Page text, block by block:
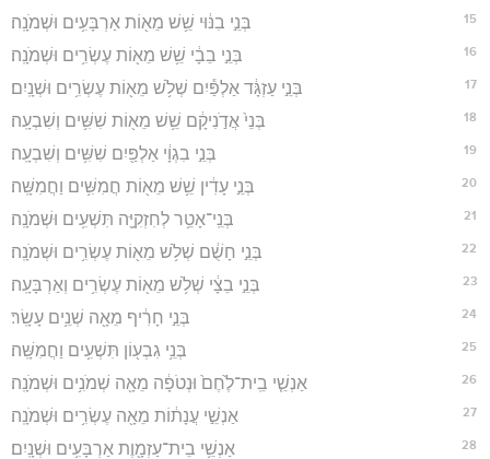
15 בְּנֵ֣י בִנּ֔וּי שֵׁ֥שׁ מֵא֖וֹת אַרְבָּעִ֥ים וּשְׁמֹנָֽה׃
16 בְּנֵ֣י בֵבָ֔י שֵׁ֥שׁ מֵא֖וֹת עֶשְׂרִ֥ים וּשְׁמֹנָֽה׃
17 בְּנֵ֣י עַזְגָּ֔ד אַלְפַּ֕יִם שְׁלֹ֥שׁ מֵא֖וֹת עֶשְׂרִ֥ים וּשְׁנָֽיִם׃
18 בְּנֵי֙ אֲדֹ֣נִיקָ֔ם שֵׁ֥שׁ מֵא֖וֹת שִׁשִּׁ֥ים וְשִׁבְעָֽה׃
19 בְּנֵ֣י בִגְוָ֔י אַלְפַּ֖יִם שִׁשִּׁ֥ים וְשִׁבְעָֽה׃
20 בְּנֵ֣י עָדִ֔ין שֵׁ֥שׁ מֵא֖וֹת חֲמִשִּׁ֥ים וַחֲמִשָּֽׁה׃
21 בְּנֵֽי־אָטֵ֥ר לְחִזְקִיָּ֖ה תִּשְׁעִ֥ים וּשְׁמֹנָֽה׃
22 בְּנֵ֣י חָשֻׁ֔ם שְׁלֹ֥שׁ מֵא֖וֹת עֶשְׂרִ֥ים וּשְׁמֹנָֽה׃
23 בְּנֵ֣י בֵצָ֔י שְׁלֹ֥שׁ מֵא֖וֹת עֶשְׂרִ֥ים וְאַרְבָּעָֽה׃
24 בְּנֵ֣י חָרִ֔יף מֵאָ֖ה שְׁנֵ֥ים עָשָֽׂר׃
25 בְּנֵ֥י גִבְע֖וֹן תִּשְׁעִ֥ים וַחֲמִשָּֽׁה׃
26 אַנְשֵׁ֤י בֵֽית־לֶ֙חֶם֙ וּנְטֹפָ֔ה מֵאָ֖ה שְׁמֹנִ֥ים וּשְׁמֹנָֽה׃
27 אַנְשֵׁ֣י עֲנָת֔וֹת מֵאָ֖ה עֶשְׂרִ֥ים וּשְׁמֹנָֽה׃
28 אַנְשֵׁ֥י בֵית־עַזְמָ֖וֶת אַרְבָּעִ֥ים וּשְׁנָֽיִם׃